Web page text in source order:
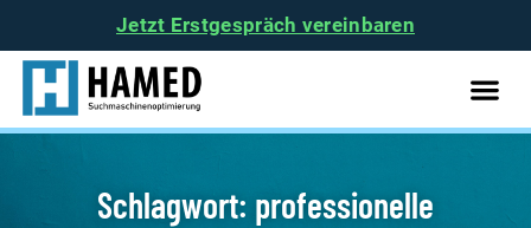
Jetzt Erstgespräch vereinbaren
Schlagwort: professionelle